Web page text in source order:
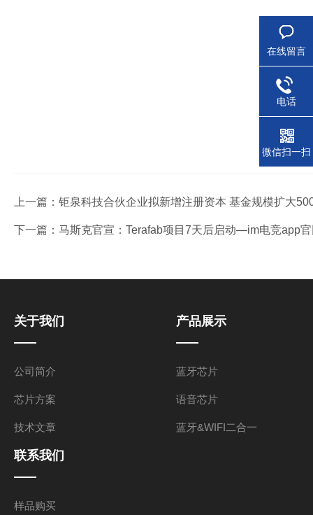
上一篇： 钜泉科技合伙企业拟新增注册资本 基金规模扩大
下一篇： 马斯克官宣：Terafab项目7天后启动—im电竞app
关于我们
公司简介
芯片方案
技术文章
产品展示
蓝牙芯片
语音芯片
蓝牙&WIFI二合一
联系我们
样品购买
在线留言
电话
微信扫一扫